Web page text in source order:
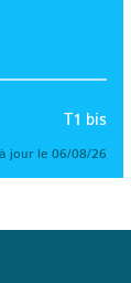
T1 bis
jour le 06/08/26